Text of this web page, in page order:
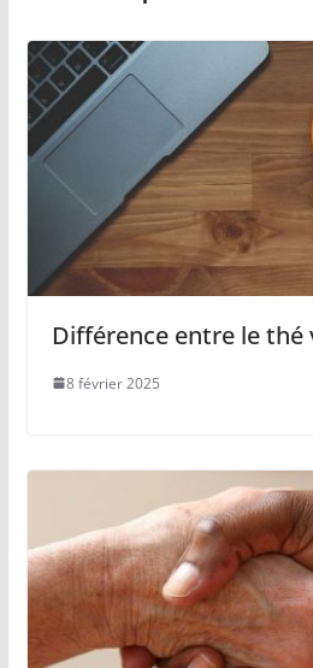
Différence entre le thé
8 février 2025